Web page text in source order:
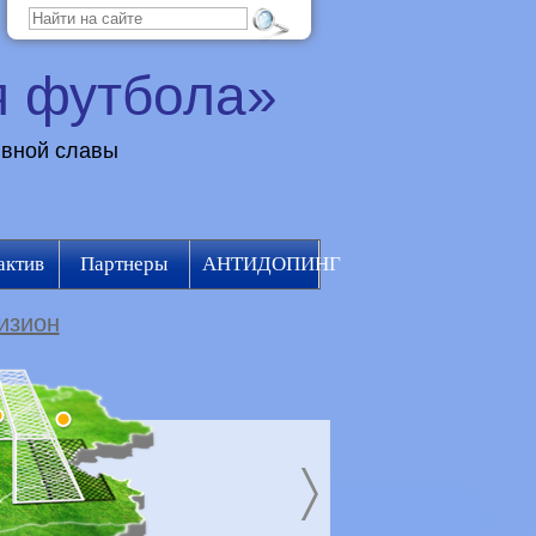
футбола»
славы
Партнеры АНТИДОПИНГ